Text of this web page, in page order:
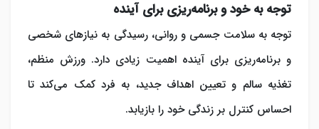
توجه به خود و برنامه‌ریزی برای آینده
توجه به سلامت جسمی و روانی، رسیدگی به نیازهای شخصی
و برنامه‌ریزی برای آینده اهمیت زیادی دارد. ورزش منظم،
تغذیه سالم و تعیین اهداف جدید، به فرد کمک می‌کند تا
احساس کنترل بر زندگی خود را بازیابد.